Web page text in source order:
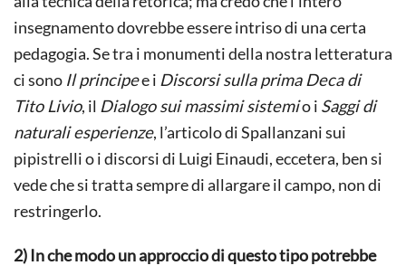
insegnamento dovrebbe essere intriso di una certa
pedagogia. Se tra i monumenti della nostra letteratura
ci sono Il principee i Discorsi sulla prima Deca di
Tito Livio, il Dialogo sui massimi sistemio i Saggi di
naturali esperienze, l’articolo di Spallanzani sui
pipistrelli o i discorsi di Luigi Einaudi, eccetera, ben si
vede che si tratta sempre di allargare il campo, non di
restringerlo.
2) In che modo un approccio di questo tipo potrebbe